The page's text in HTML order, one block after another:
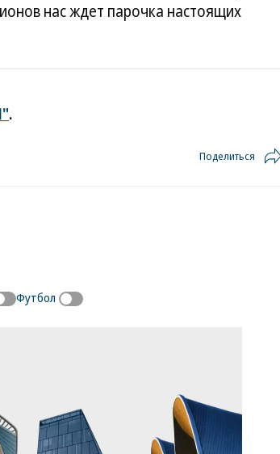
нас ждет парочка настоящих
.
Поделиться
Футбол